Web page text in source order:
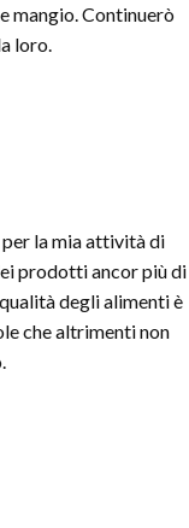
mangio. Continuerò
loro.
per la mia attività di
prodotti ancor più di
degli alimenti è
che altrimenti non